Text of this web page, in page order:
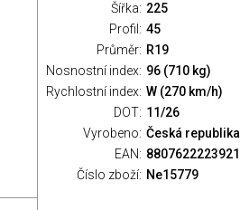
Šířka: 225
Profil: 45
Průměr: R19
Nosnostní index: 96 (710 kg)
Rychlostní index: W (270 km/h)
DOT: 11/26
Vyrobeno: Česká republika
EAN: 8807622223921
Číslo zboží: Ne15779